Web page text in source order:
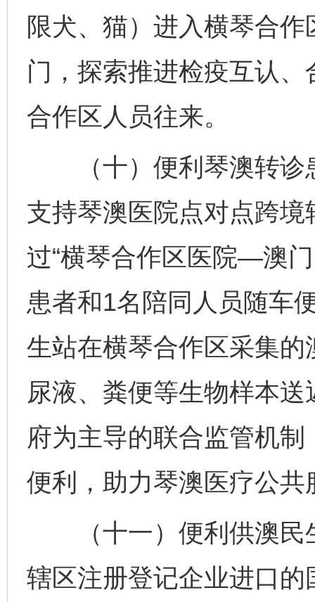
限犬、猫）进入横琴合
门，探索推进检疫互认
合作区人员往来。
（十）便利琴澳转诊
支持琴澳医院点对点跨
过“横琴合作区医院—澳
患者和1名陪同人员随车
生站在横琴合作区采集
尿液、粪便等生物样本
府为主导的联合监管机
便利，助力琴澳医疗公共
（十一）便利供澳民
辖区注册登记企业进口